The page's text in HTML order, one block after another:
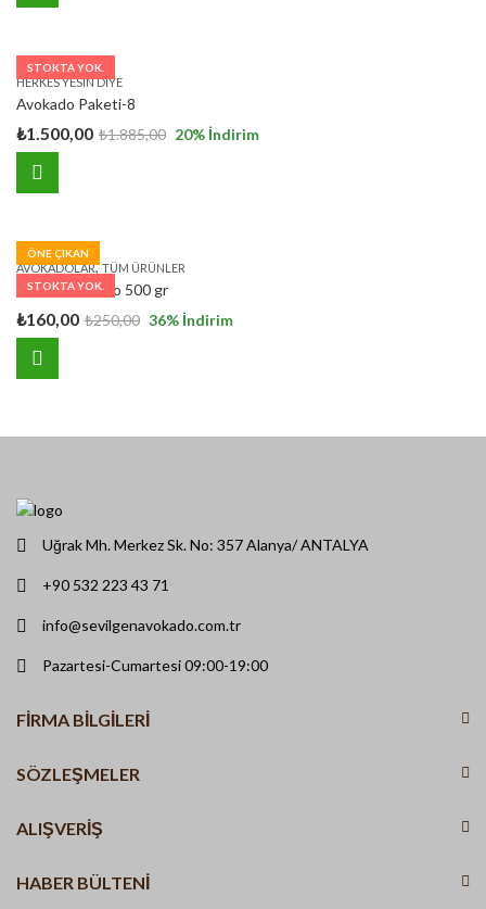
STOKTA YOK.
HERKES YESIN DIYE
Avokado Paketi-8
₺1.500,00 ₺1.885,00 20% İndirim
ÖNE ÇIKAN
STOKTA YOK.
AVOKADOLAR,TÜM ÜRÜNLER
Bebek Avokado 500 gr
₺160,00 ₺250,00 36% İndirim
Uğrak Mh. Merkez Sk. No: 357 Alanya/ ANTALYA
+90 532 223 43 71
info@sevilgenavokado.com.tr
Pazartesi-Cumartesi 09:00-19:00
FIRMA BILGILERI
SÖZLEŞMELER
ALIŞVERİŞ
HABER BÜLTENI